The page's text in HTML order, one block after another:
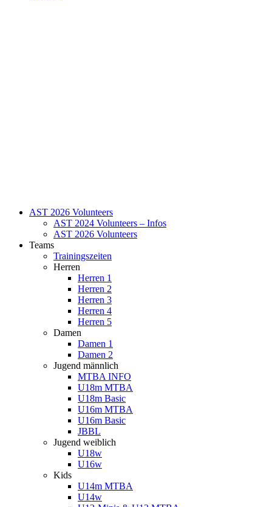
AST 2026 Volunteers
AST 2024 Volunteers – Infos
AST 2026 Volunteers
Teams
Trainingszeiten
Herren
Herren 1
Herren 2
Herren 3
Herren 4
Herren 5
Damen
Damen 1
Damen 2
Jugend männlich
MTBA INFO
U18m MTBA
U18m Basic
U16m MTBA
U16m Basic
JBBL
Jugend weiblich
U18w
U16w
Kids
U14m MTBA
U14w